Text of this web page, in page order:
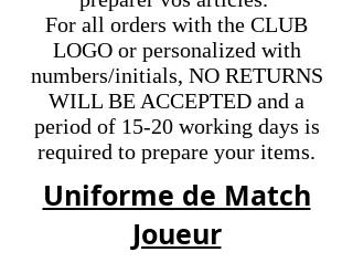
For all orders with the CLUB
LOGO or personalized with
numbers/initials, NO RETURNS
WILL BE ACCEPTED and a
period of 15-20 working days is
required to prepare your items.
Uniforme de Match
Joueur